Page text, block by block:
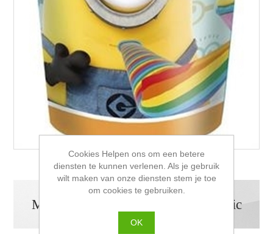
Minions (Despicable Me) glas plastic
Cookies Helpen ons om een betere
diensten te kunnen verlenen. Als je gebruik
wilt maken van onze diensten stem je toe
om cookies te gebruiken.
OK